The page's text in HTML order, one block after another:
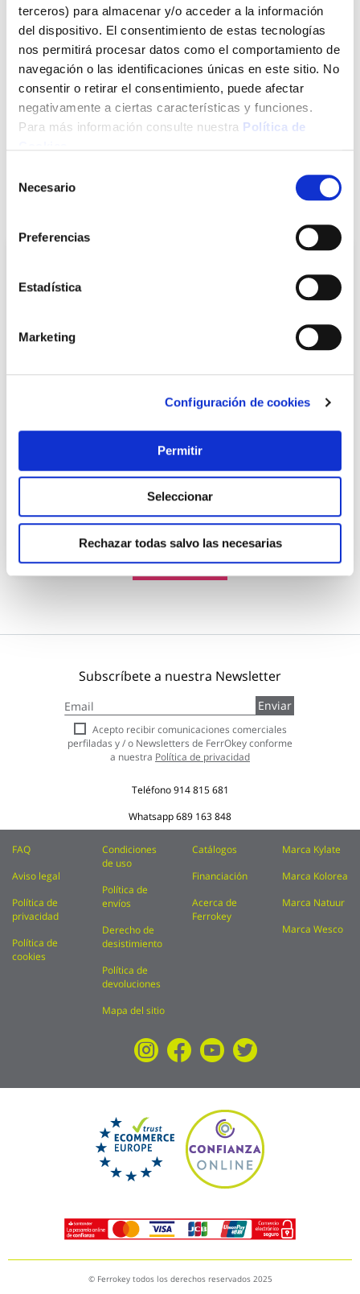
terceros) para almacenar y/o acceder a la información
del dispositivo. El consentimiento de estas tecnologías
nos permitirá procesar datos como el comportamiento de
navegación o las identificaciones únicas en este sitio. No
consentir o retirar el consentimiento, puede afectar
negativamente a ciertas características y funciones.
Para más información consulte nuestra Política de
Necesario
Preferencias
Estadística
Marketing
Configuración de cookies
Permitir
Seleccionar
Rechazar todas salvo las necesarias
Click&Collect - Recogida gratis
en nuestras tiendas
Envío a domicilio:
5 días hábiles
+ INFO
Bombilla led portatil recargable cherry luz calida 900lm
17,05 €
Añadir al carrito
Subscríbete a nuestra Newsletter
a
nuestro
boletín
de
Enviar
Acepto recibir comunicaciones comerciales
perfiladas y / o Newsletters de FerrOkey conforme
a nuestra Política de privacidad
Teléfono914 815 681
Whatsapp689 163 848
FAQ
Aviso legal
Política de
privacidad
Política de
cookies
Condiciones
de uso
Política de
envíos
Derecho de
desistimiento
Política de
devoluciones
Mapa del sitio
Catálogos
Financiación
Acerca de
Ferrokey
Marca Kylate
Marca Kolorea
Marca Natuur
Marca Wesco
© Ferrokey todos los derechos reservados 2025